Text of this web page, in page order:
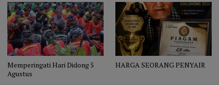
Memperingati Hari Didong 5
Agustus
HARGA SEORANG PENYAIR